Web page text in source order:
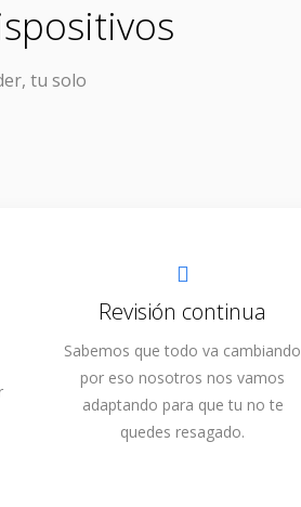
tu solo
Revisión continua
Sabemos que todo va cambiando
por eso nosotros nos vamos
adaptando para que tu no te
quedes resagado.